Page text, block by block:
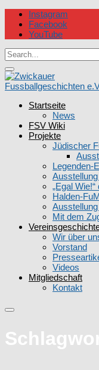
Skip
content
Instagram
Facebook
YouTube
Circular
focus
Search
for:
focus
Zwickauer
Startseite
News
FSV Wiki
Projekte
Jüdischer
Legenden-
„Egal
Halden-
Mit dem
Wir über
Vorstand
Videos
Mitgliedschaft
Kontakt